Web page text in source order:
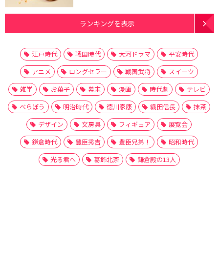
ランキングを表示
江戸時代 戦国時代 大河ドラマ
平安時代
アニメ
ロングセラー 戦国武将
スイーツ
雑学
お菓子 幕末 漫画 時代劇
テレビ
べらぼう
明治時代 徳川家康 織田信長
抹茶
デザイン
文房具 フィギュア
展覧会
鎌倉時代
豊臣秀吉 豊臣兄弟！
昭和時代
光る君へ
葛飾北斎 鎌倉殿の13人